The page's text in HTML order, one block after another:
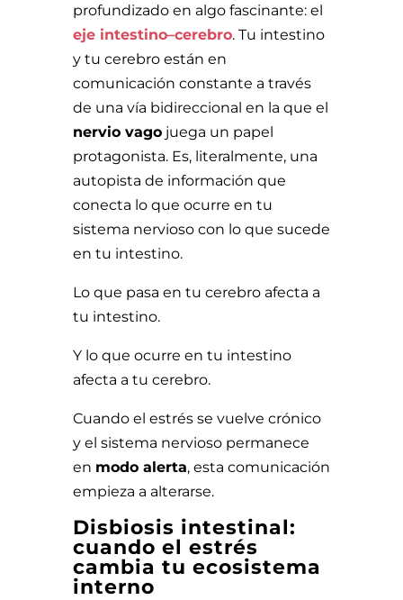
profundizado en algo fascinante: el
eje intestino–cerebro. Tu intestino
y tu cerebro están en
comunicación constante a través
de una vía bidireccional en la que el
nervio vagojuega un papel
protagonista. Es, literalmente, una
autopista de información que
conecta lo que ocurre en tu
sistema nervioso con lo que sucede
en tu intestino.
Lo que pasa en tu cerebro afecta a
tu intestino.
Y lo que ocurre en tu intestino
afecta a tu cerebro.
Cuando el estrés se vuelve crónico
y el sistema nervioso permanece
en modo alerta, esta comunicación
empieza a alterarse.
Disbiosis intestinal:
cuando el estrés
cambia tu ecosistema
interno